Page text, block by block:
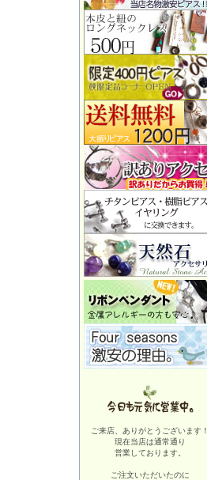
ご来店、ありがとうございます！
現在当店は通常通り
営業しております。
ご注文いただいたのに